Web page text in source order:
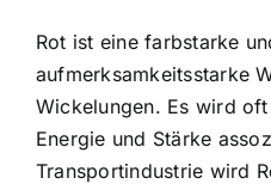
Rot ist eine farbstarke
aufmerksamkeitsstarke
Wickelungen. Es wird
Energie und Stärke
Transportindustrie wird